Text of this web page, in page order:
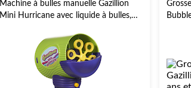
Machine à bulles manuelle Gazillion
Mini Hurricane avec liquide à bulles,
estivales/d'extérieur